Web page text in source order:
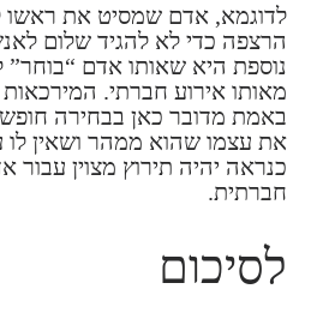
לדוגמא, אדם שמסיט את ראשו
הרצפה כדי לא להגיד שלום
נוספת היא שאותו אדם
מאותו אירוע חברתי.
באמת מדובר כאן בבחירה
את עצמו שהוא ממהר ושאין לו
כנראה יהיה תירוץ מצוין
חברתית.
לסיכום